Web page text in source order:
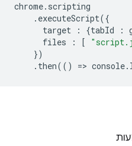
chrome. scripting
. executeScript({
target
: {tabId :
files
: [
})
. then(() => console.